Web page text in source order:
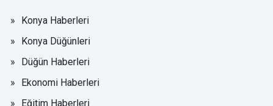
Konya Haberleri
Konya Düğünleri
Düğün Haberleri
Ekonomi Haberleri
Eğitim Haberleri